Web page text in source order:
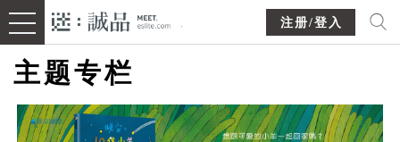
注册/登入
主题专栏